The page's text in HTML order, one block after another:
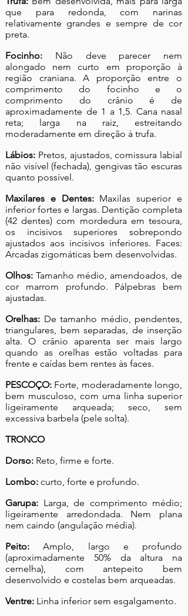
que para redonda, com narinas
relativamente grandes e sempre de cor
preta.
Focinho: Não deve parecer nem
alongado nem curto em proporção à
região craniana. A proporção entre o
comprimento do focinho e o
comprimento do crânio é de
aproximadamente de 1 a 1,5. Cana nasal
reta; larga na raiz, estreitando
moderadamente em direção à trufa.
Lábios: Pretos, ajustados, comissura labial
não visível (fechada), gengivas tão escuras
quanto possível.
Maxilares e Dentes:Maxilas superior e
inferior fortes e largas. Dentição completa
(42 dentes) com mordedura em tesoura,
os incisivos superiores sobrepondo
ajustados aos incisivos inferiores. Faces:
Arcadas zigomáticas bem desenvolvidas.
Olhos: Tamanho médio, amendoados, de
cor marrom profundo. Pálpebras bem
ajustadas.
Orelhas: De tamanho médio, pendentes,
triangulares, bem separadas, de inserção
alta. O crânio aparenta ser mais largo
quando as orelhas estão voltadas para
frente e caídas bem rentes às faces.
PESCOÇO: Forte, moderadamente longo,
bem musculoso, com uma linha superior
ligeiramente arqueada; seco, sem
excessiva barbela (pele solta).
TRONCO
Dorso: Reto, firme e forte.
Lombo: curto, forte e profundo.
Garupa: Larga, de comprimento médio;
ligeiramente arredondada. Nem plana
nem caindo (angulação média).
Peito: Amplo, largo e profundo
(aproximadamente 50% da altura na
cernelha), com antepeito bem
desenvolvido e costelas bem arqueadas.
Ventre: Linha inferior sem esgalgamento.